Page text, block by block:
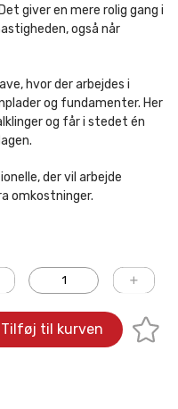
giver en mere rolig gang i
også når
hvor der arbejdes i
og fundamenter. Her
og får i stedet én
der vil arbejde
omkostninger.
Tilføj til kurven